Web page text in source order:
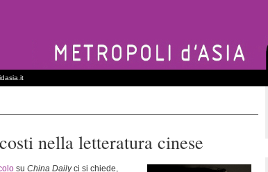
nella letteratura cinese
su China Dailyci si chiede,